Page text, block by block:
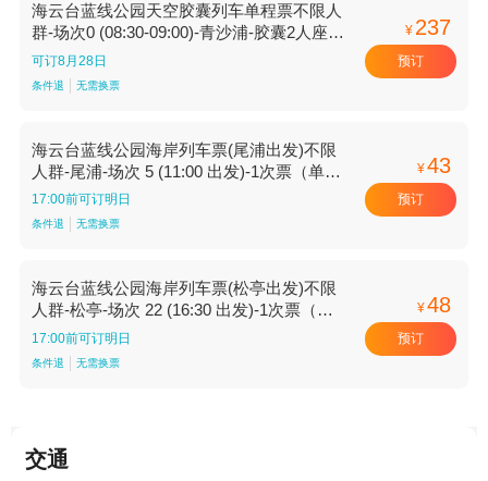
海云台蓝线公园天空胶囊列车单程票不限人
群-场次0 (08:30-09:00)-青沙浦-胶囊2人座单
程【场次0 (08:30-09:00) 胶囊2人座单程 青
沙浦】
可订8月28日
条件退 无需换票
¥ 237
预订
海云台蓝线公园海岸列车票(尾浦出发)不限
人群-尾浦-场次 5 (11:00 出发)-1次票（单
程）【场次 5 (11:00 出发) 1次票（单程）
尾浦】
17:00前可订明日
条件退 无需换票
¥43
预订
海云台蓝线公园海岸列车票(松亭出发)不限
人群-松亭-场次 22 (16:30 出发)-1次票（单
程）【场次 22 (16:30 出发) 1次票（单程）
松亭】
17:00前可订明日
条件退 无需换票
¥48
预订
交通